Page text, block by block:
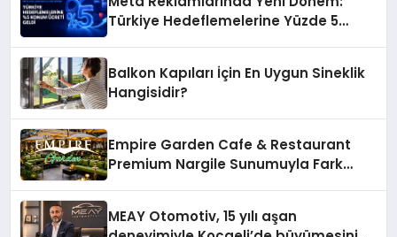
Türkiye Hedeflemelerine Yüzde 5
Balkon Kapıları İçin En Uygun Sineklik
Hangisidir?
Empire Garden Cafe & Restaurant
Premium Nargile Sunumuyla Fark
MEAY Otomotiv, 15 yılı aşan